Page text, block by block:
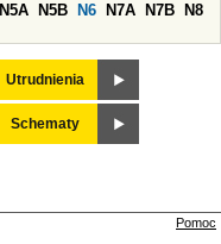
N5A N5B N6 N7A N7B
N8
Utrudnienia
Schematy
Pomoc